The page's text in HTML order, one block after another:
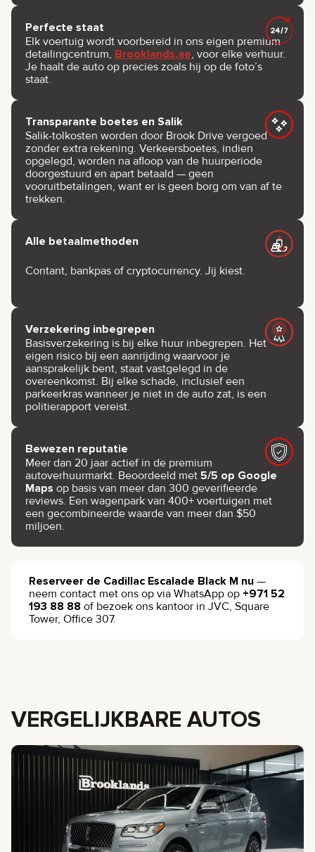
Perfecte staat
Elk voertuig wordt voorbereid in ons eigen premium
detailingcentrum, Brooklands.ae, voor elke verhuur.
Je haalt de auto op precies zoals hij op de foto’s
staat.
Transparante boetes en Salik
Salik-tolkosten worden door Brook Drive vergoed
zonder extra rekening. Verkeersboetes, indien
opgelegd, worden na afloop van de huurperiode
doorgestuurd en apart betaald — geen
vooruitbetalingen, want er is geen borg om van af te
trekken.
Alle betaalmethoden
Contant, bankpas of cryptocurrency. Jij kiest.
Verzekering inbegrepen
Basisverzekering is bij elke huur inbegrepen. Het
eigen risico bij een aanrijding waarvoor je
aansprakelijk bent, staat vastgelegd in de
overeenkomst. Bij elke schade, inclusief een
parkeerkras wanneer je niet in de auto zat, is een
politierapport vereist.
Bewezen reputatie
Meer dan 20 jaar actief in de premium
autoverhuurmarkt. Beoordeeld met 5/5 op Google
Maps op basis van meer dan 300 geverifieerde
reviews. Een wagenpark van 400+ voertuigen met
een gecombineerde waarde van meer dan $50
miljoen.
Reserveer de Cadillac Escalade Black M nu —
neem contact met ons op via WhatsApp op +971 52
193 88 88 of bezoek ons kantoor in JVC, Square
Tower, Office 307.
VERGELIJKBARE AUTOS